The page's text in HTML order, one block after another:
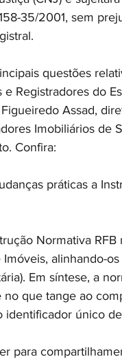
35/2001, sem
questões
Registradores do
Assad,
Imobiliários de
Confira:
práticas a
Normativa
alinhando-
Em síntese, a
que tange ao
identificador único
para